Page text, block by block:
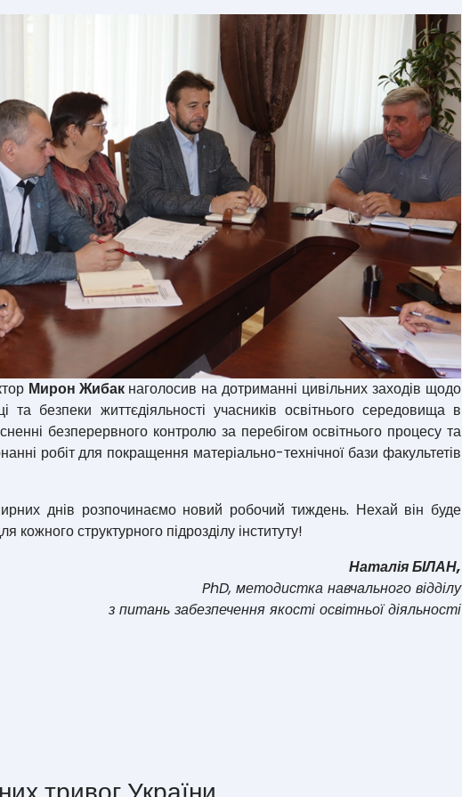
Мирон Жибак наголосив на дотриманні цивільних заходів щодо
та безпеки життєдіяльності учасників освітнього середовища в
безперервного контролю за перебігом освітнього процесу та
робіт для покращення матеріально-технічної бази факультетів
днів розпочинаємо новий робочий тиждень. Нехай він буде
кожного структурного підрозділу інституту!
Наталія БІЛАН,
PhD, методистка навчального відділу
з питань забезпечення якості освітньої діяльності